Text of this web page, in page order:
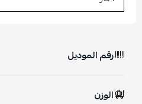
رقم الموديل
الوزن